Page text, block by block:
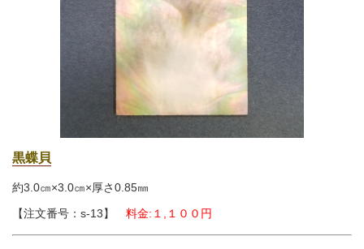
黒蝶貝
約3.0㎝×3.0㎝×厚さ0.85㎜
【注文番号：s-13】 料金:１,１００円